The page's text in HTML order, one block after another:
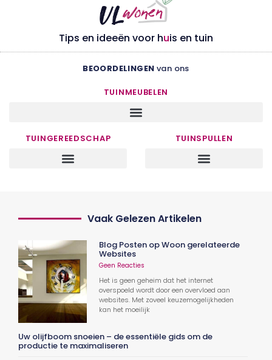
Tips en ideeën voor huis en tuin
BEOORDELINGEN van ons
TUINMEUBELEN
TUINGEREEDSCHAP TUINSPULLEN
Vaak Gelezen Artikelen
Blog Posten op Woon gerelateerde
Websites
Geen Reacties
Het is geen geheim dat het internet
overspoeld wordt door een overvloed aan
websites. Met zoveel keuzemogelijkheden
kan het moeilijk
Uw olijfboom snoeien – de essentiële gids om de
productie te maximaliseren